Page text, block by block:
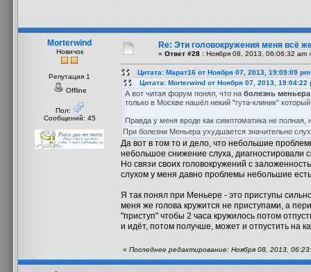
Morterwind
Новичок
Репутация 1
Offline
Пол:
Сообщений: 45
Re: Эти головокружения меня всё
« Ответ #28 : Ноября 08, 2013, 06:06:32 am
Цитата: Марат16 от Ноября 07, 2013, 19:09:09 pm
Цитата: Morterwind от Ноября 07, 2013, 19:04:22
А вот читая форум понял, что на болезнь меньера
только в Москве нашёл некий "гута-клиник"
Правда у меня вроде как симптоматика не полная,
При болезни Меньера ухудшается значительно
Да вот в том то и дело, что небольшие
небольшое снижение слуха, диагностировали
Но связи своих головокружений с
слухом у меня давно проблемы небольшие
Я так понял при Меньере - это приступы
меня же голова кружится не приступами, а
"приступ" чтобы 2 часа кружилось потом
и идёт, потом получше, может и отпустить на
« Последнее редактирование: Ноября 08, 2013,